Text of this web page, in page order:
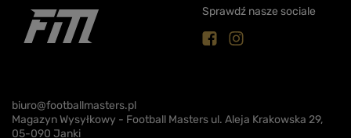
Sprawdź nasze sociale
biuro@footballmasters.pl
Magazyn Wysyłkowy - Football Masters ul. Aleja Krakowska 29,
05-090 Janki